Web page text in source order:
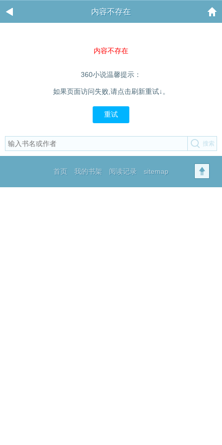
内容不存在
内容不存在
360小说温馨提示：
如果页面访问失败,请点击刷新重试↓。
重试
首页 我的书架 阅读记录 sitemap